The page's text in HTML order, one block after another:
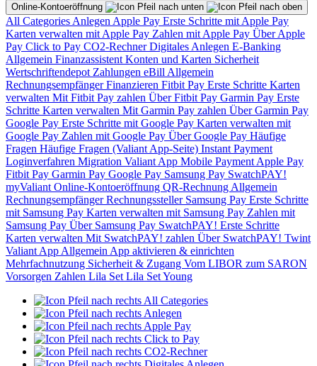
Online-Kontoeröffnung
All Categories Anlegen Apple Pay Erste Schritte mit Apple Pay
Karten verwalten mit Apple Pay Zahlen mit Apple Pay Über Apple
Pay Click to Pay CO2-RechnerDigitales Anlegen E-Banking
Allgemein Finanzassistent Konten und Karten Sicherheit
Wertschriftendepot Zahlungen eBill Allgemein
RechnungsempfängerFinanzieren Fitbit Pay Erste Schritte Karten
verwalten Mit Fitbit Pay zahlen Über Fitbit Pay Garmin Pay Erste
Schritte Karten verwalten Mit Garmin Pay zahlen Über Garmin Pay
Google Pay Erste Schritte mit Google Pay Karten verwalten mit
Google Pay Zahlen mit Google Pay Über Google Pay Häufige
Fragen Häufige Fragen (Valiant App-Seite) Instant Payment
Loginverfahren Migration Valiant App Mobile Payment Apple Pay
Fitbit Pay Garmin Pay Google Pay Samsung Pay SwatchPAY!
myValiant Online-Kontoeröffnung QR-Rechnung Allgemein
RechnungsempfängerRechnungssteller Samsung Pay Erste Schritte
mit Samsung Pay Karten verwalten mit Samsung Pay Zahlen mit
Samsung Pay Über Samsung Pay SwatchPAY! Erste Schritte
Karten verwalten Mit SwatchPAY! zahlen Über SwatchPAY! Twint
Valiant App Allgemein App aktivieren & einrichten
Mehrfachnutzung Sicherheit & Zugang Vom LIBOR zum SARON
Vorsorgen Zahlen Lila Set Lila Set Young
All Categories
Anlegen
Apple Pay
Click to Pay
CO2-Rechner